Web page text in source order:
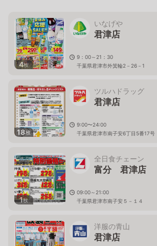
4枚
いなげや
君津店
9：00～21：30
千葉県君津市外箕輪2－26－1
18枚
ツルハドラッグ
君津店
9:00〜24:00
千葉県君津市南子安6丁目5番17号
1枚
全日食チェーン
富分 君津店
09:00～21:00
千葉県君津市南子安５－１４
洋服の青山
君津店